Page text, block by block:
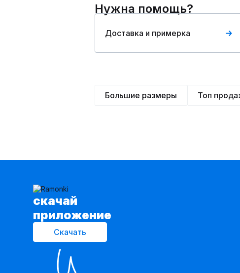
Нужна помощь?
Доставка и примерка
Большие размеры Топ
cкачай
приложение
Скачать